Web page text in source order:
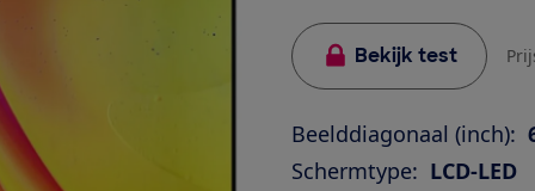
Bekijk test
Beelddiagonaal (inch):
Schermtype: LCD-LED